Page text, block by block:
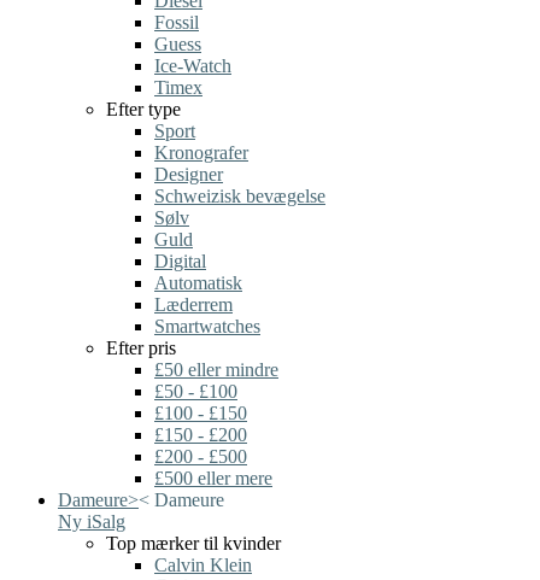
Fossil
Guess
Ice-Watch
Timex
Efter type
Sport
Kronografer
Designer
Schweizisk bevægelse
Sølv
Guld
Digital
Automatisk
Læderrem
Smartwatches
Efter pris
£50 eller mindre
£50 - £100
£100 - £150
£150 - £200
£200 - £500
£500 eller mere
Dameure>< Dameure
Ny iSalg
Top mærker til kvinder
Calvin Klein